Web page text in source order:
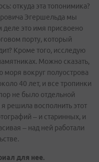
откуда эта топонимика?
Эгершельда мы
деле это имя присвоено
порту, который
Кроме того, исследую
Можно сказать,
моря вокруг полуострова
40 лет, и все тропинки
не было отдельной
решила восполнить этот
– и старинных, и
– над ней работали
для нее.